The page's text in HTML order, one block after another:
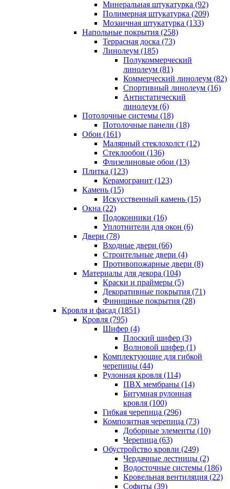
Минеральная штукатурка (92)
Полимерная штукатурка (209)
Мозаичная штукатурка (133)
Напольные покрытия (258)
Террасная доска (73)
Линолеум (185)
Полукоммерческий
линолеум (81)
Коммерческий линолеум (82)
Спортивный линолеум (16)
Антистатический
линолеум (6)
Потолочные системы (18)
Потолочные панели (18)
Обои (161)
Малярный стеклохолст (12)
Стеклообои (136)
Флизелиновые обои (13)
Плитка (123)
Керамогранит (123)
Камень (15)
Искусственный камень (15)
Окна (22)
Подоконники (16)
Уплотнители для окон (6)
Двери (78)
Входные двери (66)
Строительные двери (4)
Противопожарные двери (8)
Материалы для декора (104)
Краски и праймеры (5)
Декоративные покрытия (71)
Финишные покрытия (28)
Кровля и фасад (1851)
Кровля (795)
Шифер (4)
Плоский шифер (3)
Волновой шифер (1)
Комплектующие для гибкой
черепицы (44)
Рулонная кровля (114)
ПВХ мембраны (14)
Битумная рулонная
кровля (100)
Гибкая черепица (296)
Композитная черепица (73)
Доборные элементы (10)
Черепица (63)
Обустройство кровли (249)
Чердачные лестницы (2)
Водосточные системы (186)
Кровельная вентиляция (22)
Cофиты (39)